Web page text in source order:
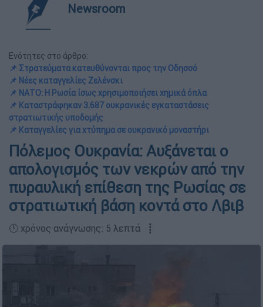
Newsroom
Ενότητες στο άρθρο:
📌 Στρατεύματα κατευθύνονται προς την Οδησσό
📌 Νέες καταγγελίες Ζελένσκι
📌 ΝΑΤΟ: Η Ρωσία ίσως χρησιμοποιήσει χημικά όπλα
📌 Καταστράφηκαν 3.687 ουκρανικές εγκαταστάσεις
στρατιωτικής υποδομής
📌 Καταγγελίες για χτύπημα σε ουκρανικό μοναστήρι
Πόλεμος Ουκρανία: Αυξάνεται ο
απολογισμός των νεκρών από την
πυραυλική επίθεση της Ρωσίας σε
στρατιωτική βάση κοντά στο Λβιβ
🕛 χρόνος ανάγνωσης: 5 λεπτά ┋